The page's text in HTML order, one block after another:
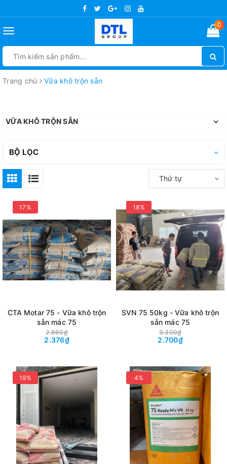
Toggle
0
Trang chủ Vữa khô trộn sẵn
VỮA KHÔ TRỘN SẴN
BỘ LỌC
Thứ tự
17%
CTA Motar 75 - Vữa khô trộn
sẵn mác 75
2.860₫
2.376₫
18%
SVN 75 50kg - Vữa khô trộn
sẵn mác 75
3.300₫
2.700₫
19% 4%